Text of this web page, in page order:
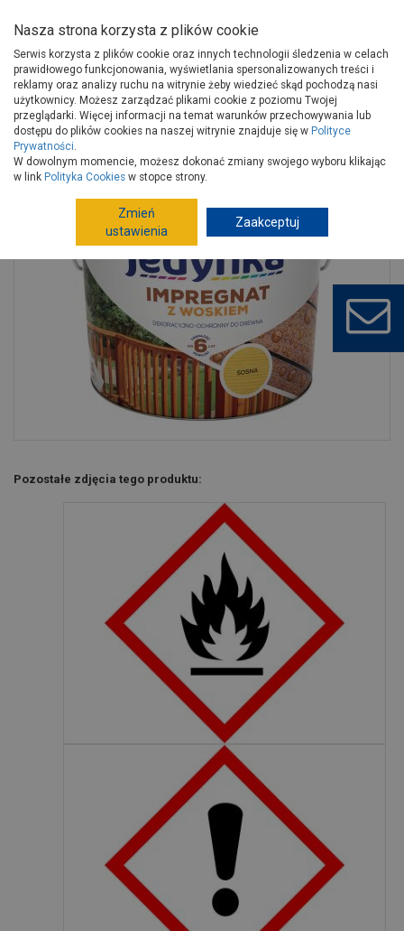
Strona główna Wykończenie Farby
Ochrona drewna
Impregnaty do drewna
Impregnat do drewna z woskiem sosna 2,5 L JEDYNKA
Pozostałe zdjęcia tego produktu:
Nasza strona korzysta z plików cookie
Serwis korzysta z plików cookie oraz innych technologii śledzenia w celach
prawidłowego funkcjonowania, wyświetlania spersonalizowanych treści i
reklamy oraz analizy ruchu na witrynie żeby wiedzieć skąd pochodzą nasi
użytkownicy. Możesz zarządzać plikami cookie z poziomu Twojej
przeglądarki. Więcej informacji na temat warunków przechowywania lub
dostępu do plików cookies na naszej witrynie znajduje się w Polityce
Prywatności.
W dowolnym momencie, możesz dokonać zmiany swojego wyboru klikając
w link Polityka Cookies w stopce strony.
Zmień
ustawienia
Zaakceptuj